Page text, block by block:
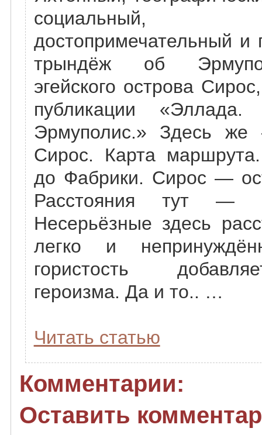
социальный,
достопримечательный и
трындёж об
эгейского острова
публикации
Эрмуполис.» Здесь
Сирос. Карта
до Фабрики. Сирос —
Расстояния тут —
Несерьёзные здесь
легко и
гористость
героизма. Да и то.. …
Читать статью
Комментарии:
Оставить